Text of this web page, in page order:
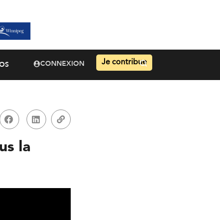
CONNEXION Je contribue
la